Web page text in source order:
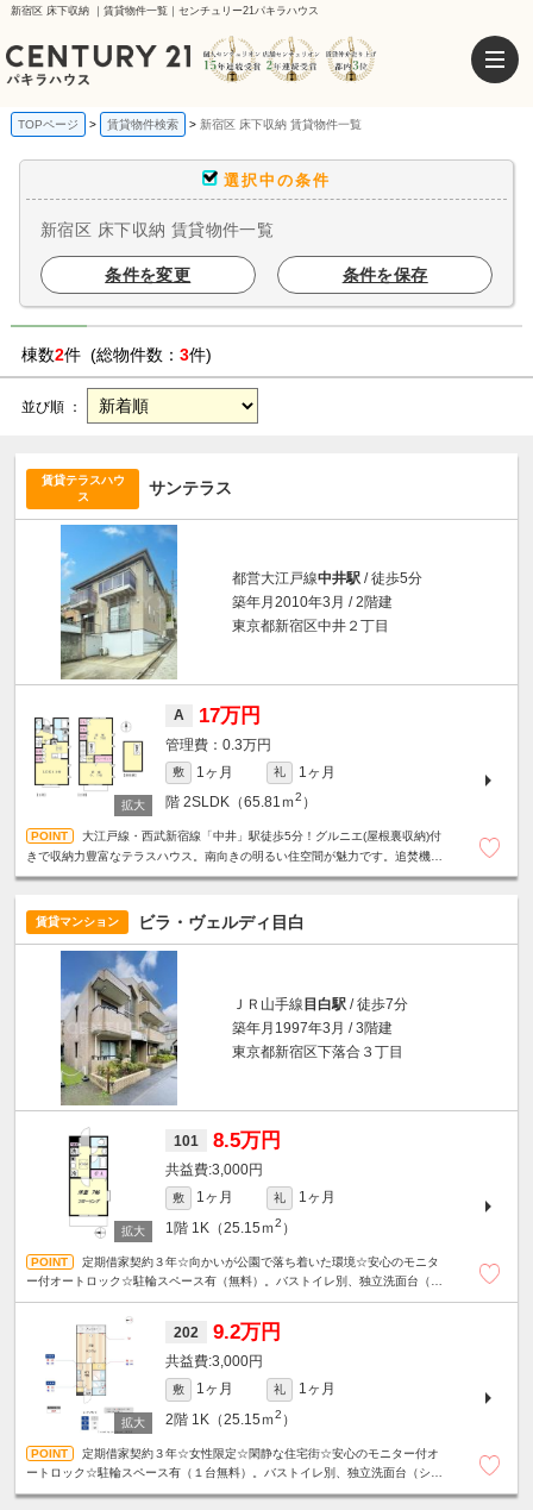
新宿区 床下収納 ｜賃貸物件一覧｜センチュリー21パキラハウス
TOPページ 賃貸物件検索 新宿区 床下収納 賃貸物件一覧
選択中の条件
新宿区 床下収納 賃貸物件一覧
条件を変更 条件を保存
棟数2件 (総物件数： 3件)
並び順 ：
賃貸テラスハウ
ス
サンテラス
都営大江戸線中井駅 / 徒歩5分
築年月2010年3月 / 2階建
東京都新宿区中井２丁目
A 17万円
0.3万円
敷 1ヶ月 礼
1ヶ月
階 2SLDK（65.81ｍ2 ）
大江戸線・西武新宿線「中井」駅徒歩5分！グルニエ(屋根裏収納)付
きで収納力豊富なテラスハウス。南向きの明るい住空間が魅力です。追焚機能
賃貸マンション ビラ・ヴェルディ目白
ＪＲ山手線目白駅 / 徒歩7分
築年月1997年3月 / 3階建
東京都新宿区下落合３丁目
101 8.5万円
3,000円
敷 1ヶ月 礼
1ヶ月
1階 1K（25.15ｍ2 ）
定期借家契約３年☆向かいが公園で落ち着いた環境☆安心のモニタ
ー付オートロック☆駐輪スペース有（無料）。バストイレ別、独立洗面台（シ
202 9.2万円
3,000円
敷 1ヶ月 礼
1ヶ月
2階 1K（25.15ｍ2 ）
定期借家契約３年☆女性限定☆閑静な住宅街☆安心のモニター付オ
ートロック☆駐輪スペース有（１台無料）。バストイレ別、独立洗面台（シャ